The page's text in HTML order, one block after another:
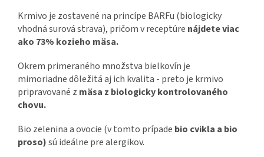
Krmivo je zostavené na princípe BARFu (biologicky
vhodná surová strava), pričom v receptúre nájdete viac
ako 73% kozieho mäsa.
Okrem primeraného množstva bielkovín je
mimoriadne dôležitá aj ich kvalita - preto je krmivo
pripravované z mäsa z biologicky kontrolovaného
chovu.
Bio zelenina a ovocie (v tomto prípade bio cvikla a bio
proso)sú ideálne pre alergikov.